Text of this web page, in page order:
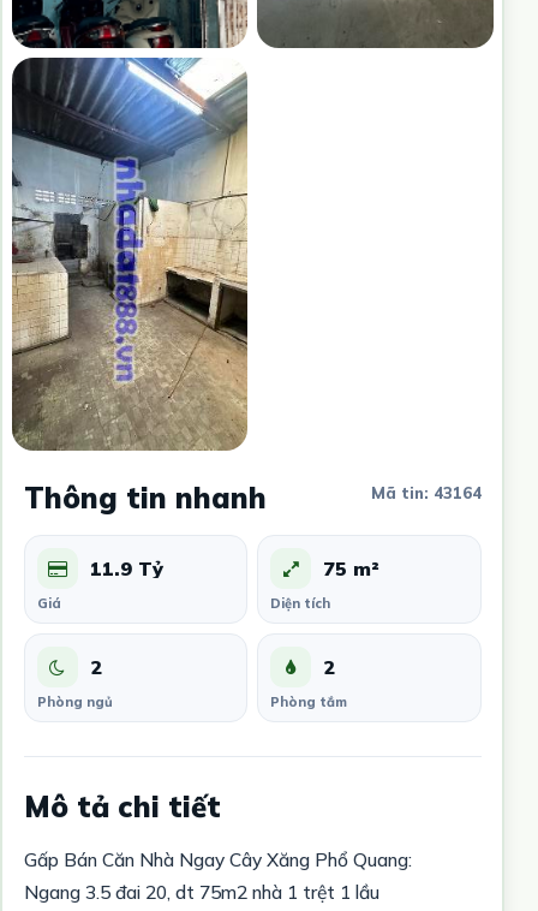
Thông tin nhanh Mã tin: 43164
11.9 Tỷ
Giá
75 m²
Diện tích
2
Phòng ngủ
2
Phòng tắm
Mô tả chi tiết
Gấp Bán Căn Nhà Ngay Cây Xăng Phổ Quang:
Ngang 3.5 đai 20, dt 75m2 nhà 1 trệt 1 lầu